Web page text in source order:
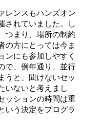
レンスもハンズオン
されていました。し
つまり、場所の制約
の方にとっては今ま
ンにも参加しやすく
で、例年通り、並行
うと、聞けないセッ
いないと考えまし
ッションの時間は重
いう決定をプログラ